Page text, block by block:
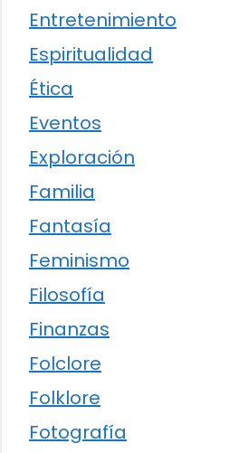
Entretenimiento
Espiritualidad
Ética
Eventos
Exploración
Familia
Fantasía
Feminismo
Filosofía
Finanzas
Folclore
Folklore
Fotografía